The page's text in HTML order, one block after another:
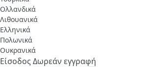
Ολλανδικά
Λιθουανικά
Ελληνικά
Πολωνικά
Ουκρανικά
ΕίσοδοςΔωρεάν εγγραφή